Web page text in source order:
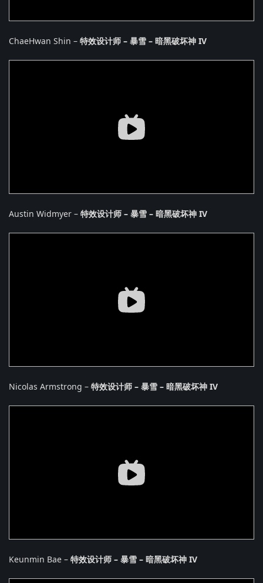
ChaeHwan Shin – 特效设计师 – 暴雪 – 暗黑破坏神 IV
Austin Widmyer – 特效设计师 – 暴雪 – 暗黑破坏神 IV
Nicolas Armstrong – 特效设计师 – 暴雪 – 暗黑破坏神 IV
Keunmin Bae – 特效设计师 – 暴雪 – 暗黑破坏神 IV